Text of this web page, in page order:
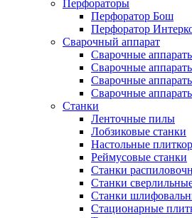
Перфораторы
Перфоратор Бош
Перфоратор
Сварочный аппарат
Сварочные
Сварочные
Сварочные
Сварочные
Станки
Ленточные пилы
Лобзиковые станки
Настольные
Реймусовые станки
Станки
Станки
Станки
Стационарные